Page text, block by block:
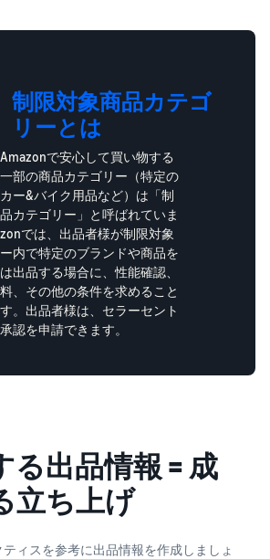
制限対象商品カテゴ
リーとは
で安心して買い物する
部の商品カテゴリー（特定の
ー&バイク用品など）は「制
カテゴリー」と呼ばれていま
では、出品者様が制限対象
内で特定のブランドや商品を
出品する場合に、性能確認、
、その他の条件を求めること
。出品者様は、セラーセント
認を申請できます。
る出品情報 = 成
立ち上げ
ィスを参考に出品情報を作成しましょ